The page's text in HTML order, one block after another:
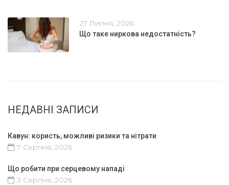
27 Липня, 2026
Що таке ниркова недостатність?
НЕДАВНІ ЗАПИСИ
Кавун: користь, можливі ризики та нітрати
7 Серпня, 2026
Що робити при серцевому нападі
3 Серпня, 2026